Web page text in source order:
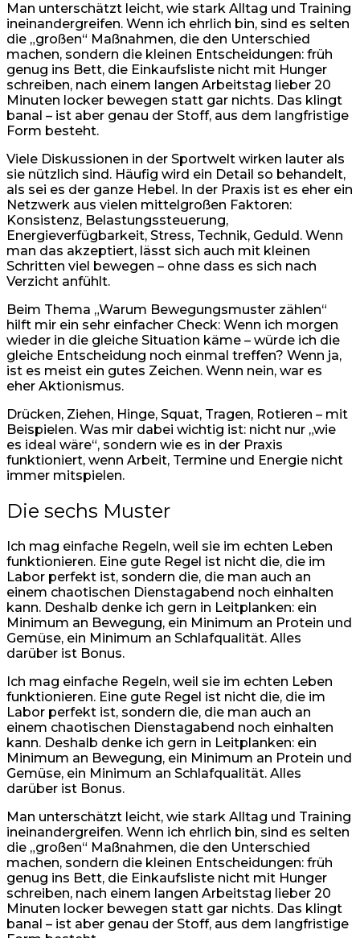
Man unterschätzt leicht, wie stark Alltag und Training
ineinandergreifen. Wenn ich ehrlich bin, sind es selten
die „großen“ Maßnahmen, die den Unterschied
machen, sondern die kleinen Entscheidungen: früh
genug ins Bett, die Einkaufsliste nicht mit Hunger
schreiben, nach einem langen Arbeitstag lieber 20
Minuten locker bewegen statt gar nichts. Das klingt
banal – ist aber genau der Stoff, aus dem langfristige
Form besteht.
Viele Diskussionen in der Sportwelt wirken lauter als
sie nützlich sind. Häufig wird ein Detail so behandelt,
als sei es der ganze Hebel. In der Praxis ist es eher ein
Netzwerk aus vielen mittelgroßen Faktoren:
Konsistenz, Belastungssteuerung,
Energieverfügbarkeit, Stress, Technik, Geduld. Wenn
man das akzeptiert, lässt sich auch mit kleinen
Schritten viel bewegen – ohne dass es sich nach
Verzicht anfühlt.
Beim Thema „Warum Bewegungsmuster zählen“
hilft mir ein sehr einfacher Check: Wenn ich morgen
wieder in die gleiche Situation käme – würde ich die
gleiche Entscheidung noch einmal treffen? Wenn ja,
ist es meist ein gutes Zeichen. Wenn nein, war es
eher Aktionismus.
Drücken, Ziehen, Hinge, Squat, Tragen, Rotieren – mit
Beispielen. Was mir dabei wichtig ist: nicht nur „wie
es ideal wäre“, sondern wie es in der Praxis
funktioniert, wenn Arbeit, Termine und Energie nicht
immer mitspielen.
Die sechs Muster
Ich mag einfache Regeln, weil sie im echten Leben
funktionieren. Eine gute Regel ist nicht die, die im
Labor perfekt ist, sondern die, die man auch an
einem chaotischen Dienstagabend noch einhalten
kann. Deshalb denke ich gern in Leitplanken: ein
Minimum an Bewegung, ein Minimum an Protein und
Gemüse, ein Minimum an Schlafqualität. Alles
darüber ist Bonus.
Ich mag einfache Regeln, weil sie im echten Leben
funktionieren. Eine gute Regel ist nicht die, die im
Labor perfekt ist, sondern die, die man auch an
einem chaotischen Dienstagabend noch einhalten
kann. Deshalb denke ich gern in Leitplanken: ein
Minimum an Bewegung, ein Minimum an Protein und
Gemüse, ein Minimum an Schlafqualität. Alles
darüber ist Bonus.
Man unterschätzt leicht, wie stark Alltag und Training
ineinandergreifen. Wenn ich ehrlich bin, sind es selten
die „großen“ Maßnahmen, die den Unterschied
machen, sondern die kleinen Entscheidungen: früh
genug ins Bett, die Einkaufsliste nicht mit Hunger
schreiben, nach einem langen Arbeitstag lieber 20
Minuten locker bewegen statt gar nichts. Das klingt
banal – ist aber genau der Stoff, aus dem langfristige